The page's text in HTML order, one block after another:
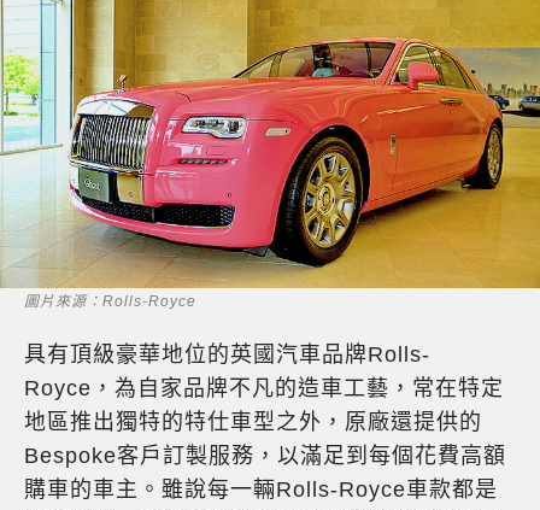
圖片來源：Rolls-Royce
具有頂級豪華地位的英國汽車品牌Rolls-
Royce，為自家品牌不凡的造車工藝，常在特定
地區推出獨特的特仕車型之外，原廠還提供的
Bespoke客戶訂製服務，以滿足到每個花費高額
購車的車主。雖說每一輛Rolls-Royce車款都是